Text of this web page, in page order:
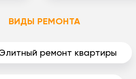
ВИДЫ РЕМОНТА
ремонт квартиры